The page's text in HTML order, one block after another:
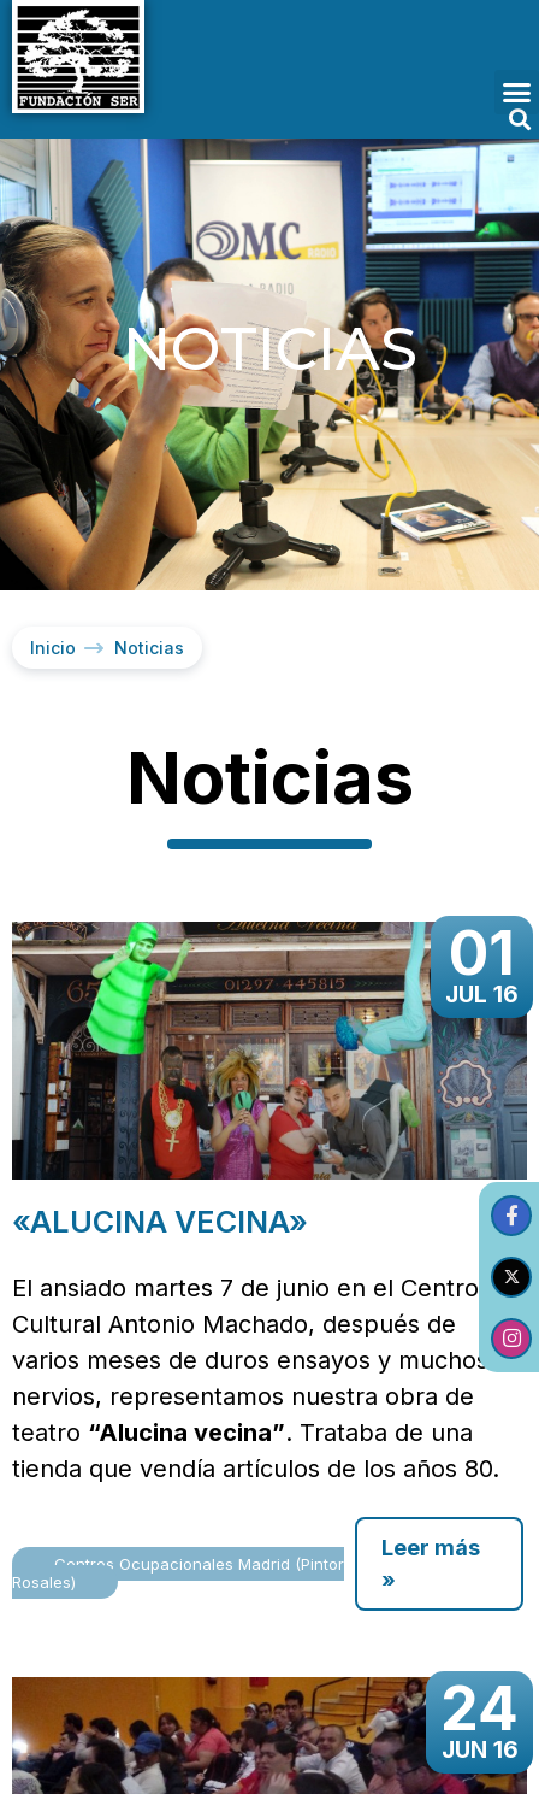
NOTICIAS
Inicio Noticias
Noticias
01
JUL 16
«ALUCINA VECINA»
El ansiado martes 7 de junio en el Centro
Cultural Antonio Machado, después de
varios meses de duros ensayos y muchos
nervios, representamos nuestra obra de
teatro “Alucina vecina”. Trataba de una
tienda que vendía artículos de los años 80.
Centros Ocupacionales Madrid (Pintor
Rosales)
Leer más
»
24
JUN 16